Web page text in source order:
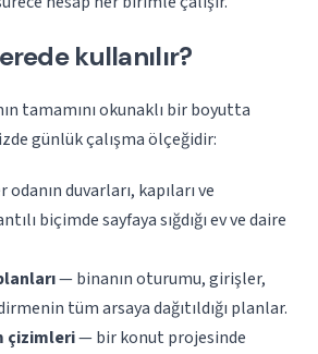
kullanılır?
tamamını okunaklı bir boyutta
günlük çalışma ölçeğidir:
duvarları, kapıları ve
biçimde sayfaya sığdığı ev ve daire
— binanın oturumu, girişler,
tüm arsaya dağıtıldığı planlar.
çizimleri— bir konut projesinde